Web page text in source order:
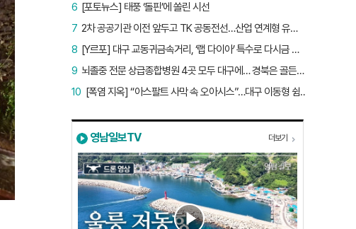
[포토뉴스] 태풍 ‘돌핀’에 쏠린 시선
6
2차 공공기관 이전 앞두고 TK 공동전선…산업 연계형 유치 승부수
7
[Y르포] 대구 교동귀금속거리, ‘랩 다이아’ 특수로 다시금 활기…“반짝 인기 의존 않는 지속 가능 성장 동력 마련해야”
8
뇌졸중 전문 상급종합병원 4곳 모두 대구에… 경북은 골든타임 사각지대
9
[폭염 지옥] “아스팔트 사막 속 오아시스”…대구 이동형 쉼터 버스 ‘북적’, 지하철역도 ‘바글’
10
영남일보TV 더보기